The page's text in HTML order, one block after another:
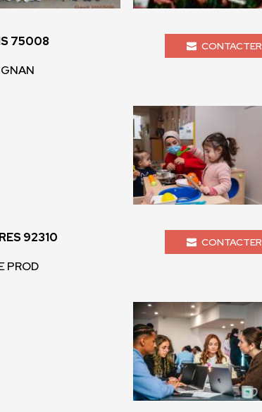
75008
CONTACTER
92310
PROD
CONTACTER